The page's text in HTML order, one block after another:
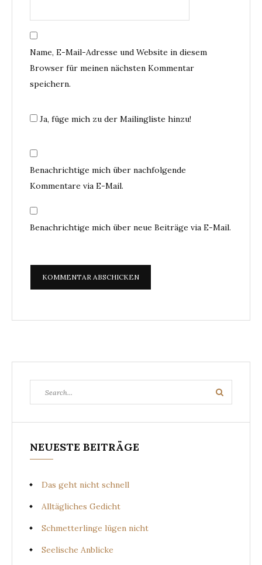
Name, E-Mail-Adresse und Website in diesem
Browser für meinen nächsten Kommentar
speichern.
Ja, füge mich zu der Mailingliste hinzu!
Benachrichtige mich über nachfolgende
Kommentare via E-Mail.
Benachrichtige mich über neue Beiträge via E-Mail.
for:
Search
NEUESTE BEITRÄGE
Das geht nicht schnell
Alltägliches Gedicht
Schmetterlinge lügen nicht
Seelische Anblicke